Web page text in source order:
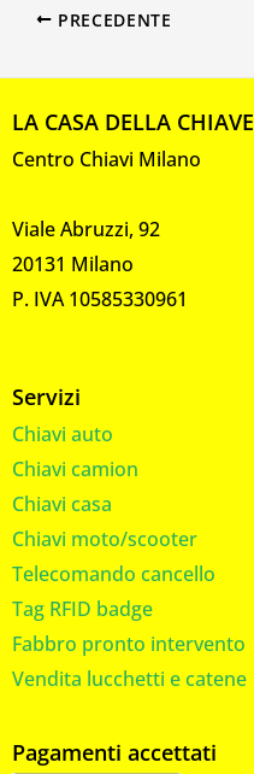
PRECEDENTE
LA CASA DELLA CHIAVE
Centro Chiavi Milano
Viale Abruzzi, 92
20131 Milano
P. IVA 10585330961
Servizi
Chiavi auto
Chiavi camion
Chiavi casa
Chiavi moto/scooter
Telecomando cancello
Tag RFID badge
Fabbro pronto intervento
Vendita lucchetti e catene
Pagamenti accettati